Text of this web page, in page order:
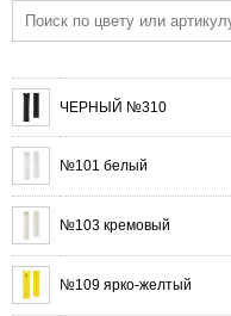
ЧЕРНЫЙ №310
№101 белый
№103 кремовый
№109 ярко-желтый